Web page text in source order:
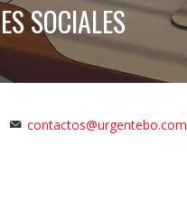
SOCIALES
contactos@urgentebo.com